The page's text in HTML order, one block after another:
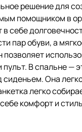
решение для
помощником в
себе
пар обуви, а
В спальне —
Она
легко
комфорт и